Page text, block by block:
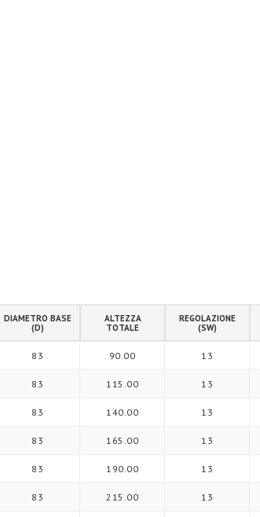
DIAMETRO BASE
(D)
ALTEZZA
TOTALE
REGOLAZIONE
(SW)
83 90.00 13
83 115.00 13
83 140.00 13
83 165.00 13
83 190.00 13
83 215.00 13